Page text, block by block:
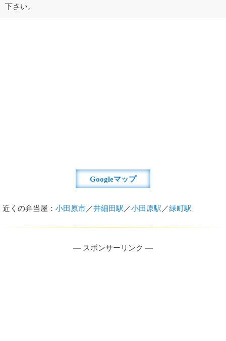
下さい。
Googleマップ
近くの弁当屋： 小田原市／井細田駅 ／小田原駅 ／緑町駅
― スポンサーリンク ―